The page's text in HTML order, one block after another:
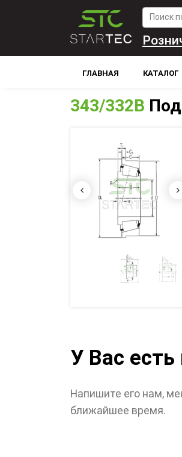
ГЛАВНАЯ КАТАЛОГ
343/332B
У Вас есть
Напишите его нам,
ближайшее время.